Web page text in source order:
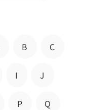
B C
I J
P Q